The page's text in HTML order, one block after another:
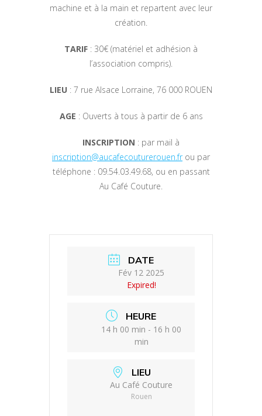
machine et à la main et repartent avec leur
création.
TARIF : 30€ (matériel et adhésion à
l’association compris).
LIEU : 7 rue Alsace Lorraine, 76 000 ROUEN
AGE : Ouverts à tous à partir de 6 ans
INSCRIPTION : par mail à
inscription@aucafecouturerouen.frou par
téléphone : 09.54.03.49.68, ou en passant
Au Café Couture.
DATE
Fév 12 2025
Expired!
HEURE
14 h 00 min - 16 h 00
min
LIEU
Au Café Couture
Rouen